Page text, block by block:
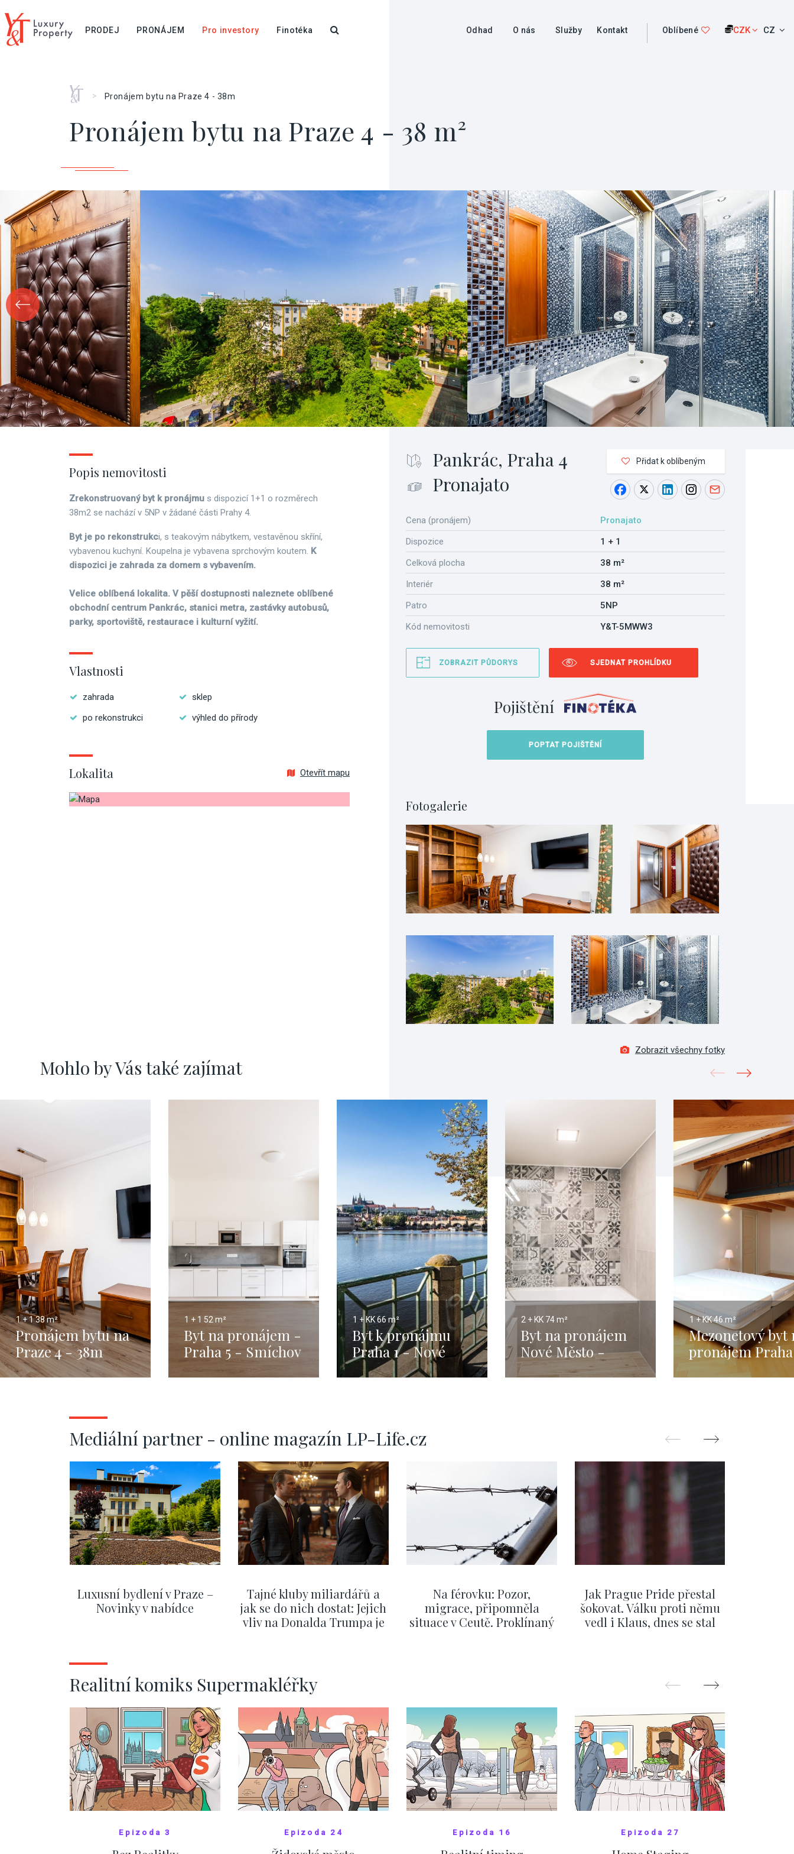
PRODEJ PRONÁJEM Pro investory Finotéka Odhad O nás Služby Kontakt Oblíbené CZK CZ
Home
> Pronájem bytu na Praze 4 - 38m
Pronájem bytu na Praze 4 - 38 m²
Pankrác, Praha 4
Pronajato
Přidat k oblíbeným
Cena (pronájem)
Pronajato
Dispozice
1 + 1
Celková plocha
38 m²
Interiér
38 m²
Patro
5NP
Kód nemovitosti
Y&T-5MWW3
ZOBRAZIT PŮDORYS SJEDNAT PROHLÍDKU
Pojištění
POPTAT POJIŠTĚNÍ
Fotogalerie
Zobrazit všechny fotky
Popis nemovitosti
Zrekonstruovaný byt k pronájmu s dispozicí 1+1 o rozměrech
38m2 se nachází v 5NP v žádané části Prahy 4.
Byt je po rekonstrukci, s teakovým nábytkem, vestavěnou skříní,
vybavenou kuchyní. Koupelna je vybavena sprchovým koutem. K
dispozici je zahrada za domem s vybavením.
Velice oblíbená lokalita. V pěší dostupnosti naleznete oblíbené
obchodní centrum Pankrác, stanici metra, zastávky autobusů,
parky, sportoviště, restaurace i kulturní vyžití.
Vlastnosti
zahrada
sklep
po rekonstrukci
výhled do přírody
Lokalita Otevřít mapu
Mohlo by Vás také zajímat
1 + 138 m²
Pronájem bytu na
Praze 4 - 38m
1 + 1 52 m²
Byt na pronájem -
Praha 5 - Smíchov
- 52m
1 + KK66 m²
Byt k pronájmu
Praha 1 - Nové
Město - 66m
2 + KK 74 m²
Byt na pronájem
Nové Město -
Praha 1 - 72m
1 + KK46 m²
Mezonetový byt
pronájem
Nové Město -
Mediální partner - online magazín LP-Life.cz
Luxusní bydlení v Praze –
Novinky v nabídce
Tajné kluby miliardářů a
jak se do nich dostat: Jejich
vliv na Donalda Trumpa je
Na férovku: Pozor,
migrace, připomněla
situace v Ceutě. Proklínaný
Jak Prague Pride přestal
šokovat. Válku proti němu
vedl i Klaus, dnes se stal
Realitní komiks Supermakléřky
Epizoda 3 Epizoda 24 Epizoda 16 Epizoda 27